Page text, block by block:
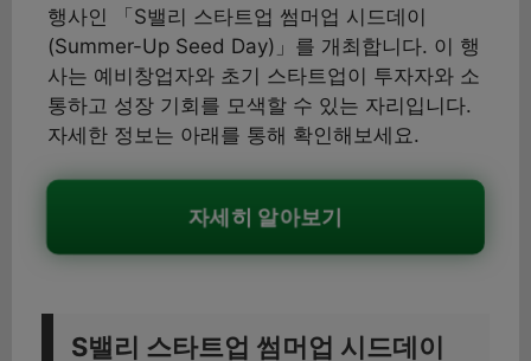
행사인 「S밸리 스타트업 썸머업 시드데이
(Summer-Up Seed Day)」를 개최합니다. 이 행
사는 예비창업자와 초기 스타트업이 투자자와 소
통하고 성장 기회를 모색할 수 있는 자리입니다.
자세한 정보는 아래를 통해 확인해보세요.
자세히 알아보기
S밸리 스타트업 썸머업 시드데이